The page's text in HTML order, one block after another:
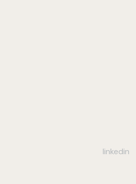
linkedin